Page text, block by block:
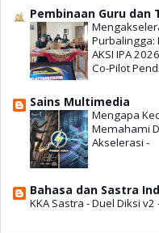
Diklat Penguatan Kepala
Pembinaan Guru dan
Purbalingga:
AKSI IPA
Co-Pilot
Sains Multimedia
Mengapa
Memahami
Akselerasi -
Bahasa dan Sastra
KKA Sastra - Duel Diksi v2